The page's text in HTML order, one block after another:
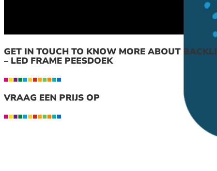
GET IN TOUCH TO KNOW MORE ABOUT
– LED FRAME PEESDOEK
VRAAG EEN PRIJS OP